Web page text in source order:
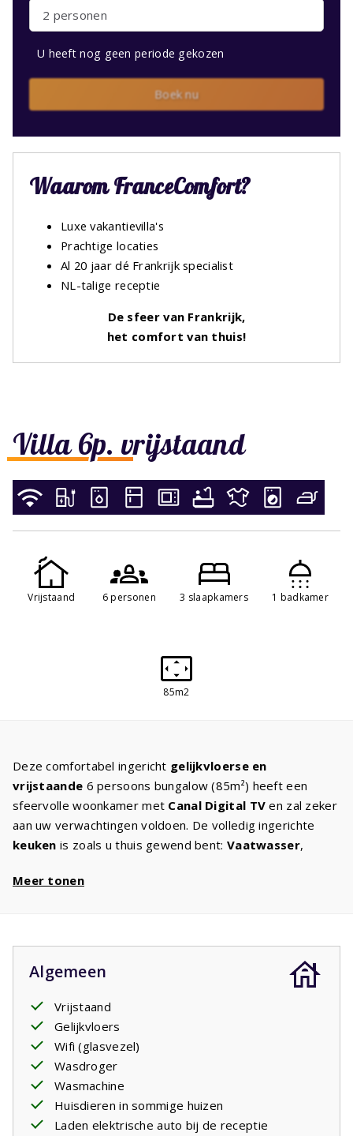
Villa 6p. vrijstaand
Vrijstaand 6 personen 3 slaapkamers 1 badkamer
85m2
Deze comfortabel ingericht gelijkvloerse en
vrijstaande 6 persoons bungalow (85m²) heeft een
sfeervolle woonkamer met Canal Digital TV en zal zeker
aan uw verwachtingen voldoen. De volledig ingerichte
keuken is zoals u thuis gewend bent: Vaatwasser,
waterkoker en
drie slaapkamers met comfortabeleboxspringbedden.
In de ruime badkamer is een
en douche. Rondom
het huis kunnen de kinderen heerlijk spelen. Het terras
overdektzodat u tot laat in de avond kunt genieten.
Gezellig, een glas wijn erbij, een mooi boek. Op de
achtergrond hoort u de krekels.
Uw verblijf is inclusief opgemaakte bedden.
Meer tonen
Algemeen
Vrijstaand
Gelijkvloers
Wifi (glasvezel)
Wasdroger
Wasmachine
Huisdieren in sommige huizen
Laden elektrische auto bij de receptie
2 personen
U heeft nog geen periode gekozen
Boek nu
Waarom FranceComfort?
Luxe vakantievilla's
Prachtige locaties
Al 20 jaar dé Frankrijk specialist
NL-talige receptie
De sfeer van Frankrijk,
het comfort van thuis!